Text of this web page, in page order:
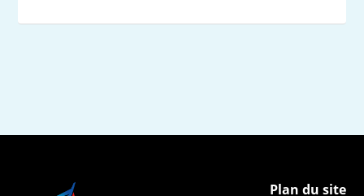
Plan du site